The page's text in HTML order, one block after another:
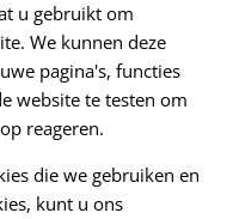
u gebruikt om
We kunnen deze
pagina's, functies
website te testen om
reageren.
die we gebruiken en
kunt u ons